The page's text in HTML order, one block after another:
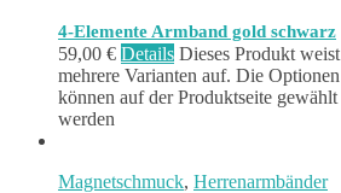
4-Elemente Armband gold schwarz
59,00 € Details Dieses Produkt weist
mehrere Varianten auf. Die Optionen
können auf der Produktseite gewählt
werden
Magnetschmuck, Herrenarmbänder